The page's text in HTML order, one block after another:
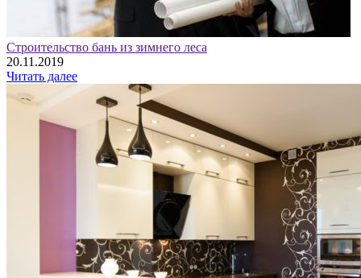
Строительство бань из зимнего леса
20.11.2019
Читать далее